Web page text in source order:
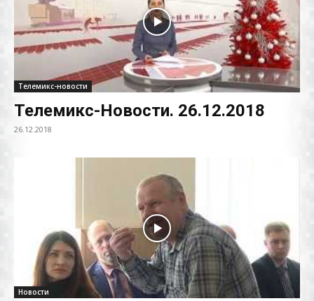
Телемикс-новости
Телемикс-Новости. 26.12.2018
26.12.2018
Новости